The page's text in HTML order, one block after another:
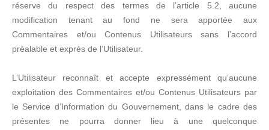
réserve du respect des termes de l’article 5.2, aucune
modification tenant au fond ne sera apportée aux
Commentaires et/ou Contenus Utilisateurs sans l’accord
préalable et exprès de l’Utilisateur.
L’Utilisateur reconnaît et accepte expressément qu’aucune
exploitation des Commentaires et/ou Contenus Utilisateurs par
le Service d’Information du Gouvernement, dans le cadre des
présentes ne pourra donner lieu à une quelconque